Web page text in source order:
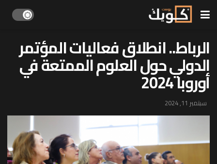
الرباط.. انطلاق فعاليات المؤتمر
الدولي حول العلوم الممتعة في
أوروبا 2024
سبتمبر 11, 2024